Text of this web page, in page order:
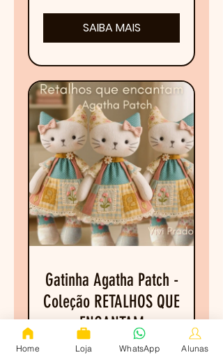
SAIBA MAIS
Gatinha Agatha Patch -
Coleção RETALHOS QUE
ENCANTAM
Home Loja WhatsApp Alunas